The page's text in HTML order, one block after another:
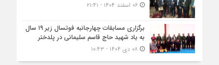
۰۶ اسفند ۱۴۰۴ - ۲۱:۴۱
برگزاری مسابقات چهارجانبه فوتسال زیر ۱۹ سال
به یاد شهید حاج قاسم سلیمانی در پلدختر